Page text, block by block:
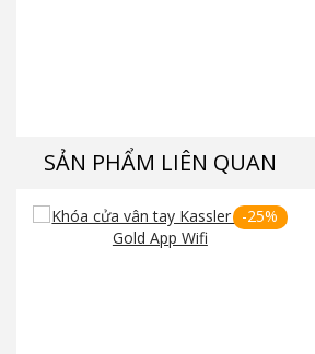
SẢN PHẨM LIÊN QUAN
-25%